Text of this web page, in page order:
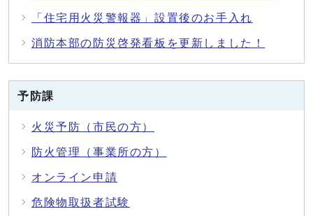
「住宅用火災警報器」設置後のお手入れ
消防本部の防災啓発看板を更新しました！
予防課
火災予防（市民の方）
防火管理（事業所の方）
オンライン申請
危険物取扱者試験